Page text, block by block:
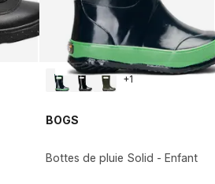
+1
BOGS
Bottes de pluie Solid - Enfant